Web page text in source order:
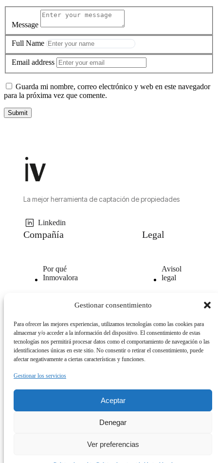
Gestionar consentimiento
Para ofrecer las mejores experiencias, utilizamos tecnologías como las cookies para
almacenar y/o acceder a la información del dispositivo. El consentimiento de estas
tecnologías nos permitirá procesar datos como el comportamiento de navegación o las
identificaciones únicas en este sitio. No consentir o retirar el consentimiento, puede
afectar negativamente a ciertas características y funciones.
Gestionar los servicios
Aceptar
Denegar
Ver preferencias
Message
Full Name
Email address
Guarda mi nombre, correo electrónico y web en este navegador
para la próxima vez que comente.
La mejor herramienta de captación de propiedades
Linkedin
Compañía
Por qué
Inmovalora
Opiniones
clientes
Legal
Avisol
legal
Politica
de
cookies
© 2026. All Rights Reserved.
ESP | ENG | GER